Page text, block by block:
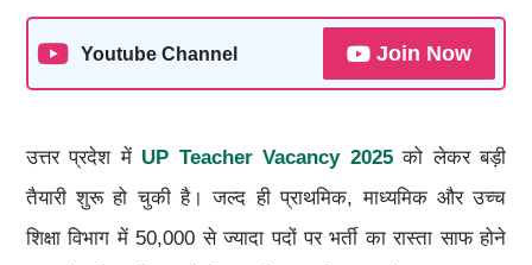
Youtube Channel Join Now
उत्तर प्रदेश में UP Teacher Vacancy 2025को लेकर बड़ी
तैयारी शुरू हो चुकी है। जल्द ही प्राथमिक, माध्यमिक और उच्च
शिक्षा विभाग में 50,000 से ज्यादा पदों पर भर्ती का रास्ता साफ होने